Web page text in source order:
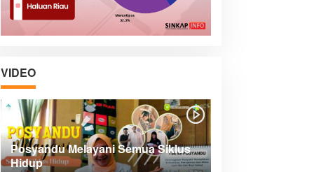
VIDEO
Posyandu Melayani Semua Siklus
Hidup